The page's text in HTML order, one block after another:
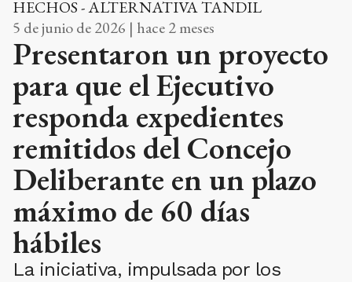
HECHOS - ALTERNATIVA TANDIL
5 de junio de 2026 | hace 2 meses
Presentaron un proyecto
para que el Ejecutivo
responda expedientes
remitidos del Concejo
Deliberante en un plazo
máximo de 60 días
hábiles
La iniciativa, impulsada por los